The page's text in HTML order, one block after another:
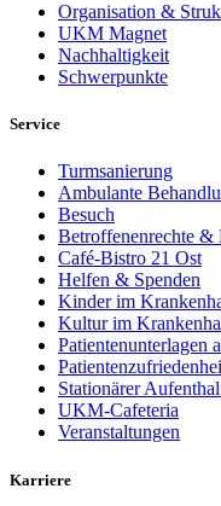
Organisation &
UKM Magnet
Nachhaltigkeit
Schwerpunkte
Service
Turmsanierung
Ambulante
Besuch
Betroffenenrechte &
Café-Bistro 21 Ost
Helfen & Spenden
Kinder im
Kultur im
Patientenunterlagen
Stationärer
UKM-Cafeteria
Veranstaltungen
Karriere